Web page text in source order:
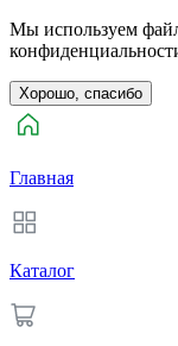
Мы используем
Хорошо, спасибо
Главная
Каталог